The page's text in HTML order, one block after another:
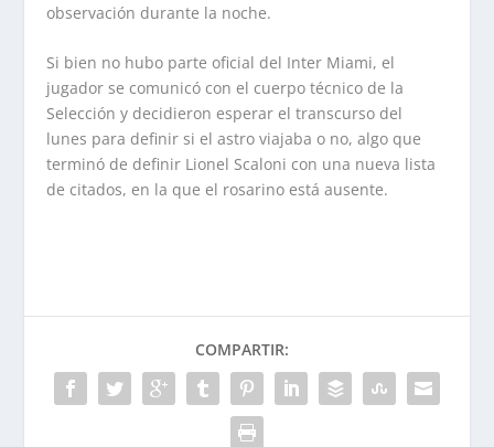
observación durante la noche.
Si bien no hubo parte oficial del Inter Miami, el
jugador se comunicó con el cuerpo técnico de la
Selección y decidieron esperar el transcurso del
lunes para definir si el astro viajaba o no, algo que
terminó de definir Lionel Scaloni con una nueva lista
de citados, en la que el rosarino está ausente.
COMPARTIR: